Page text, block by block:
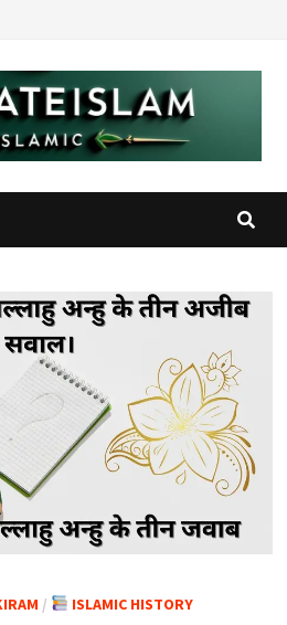
/ ISLAMIC HISTORY